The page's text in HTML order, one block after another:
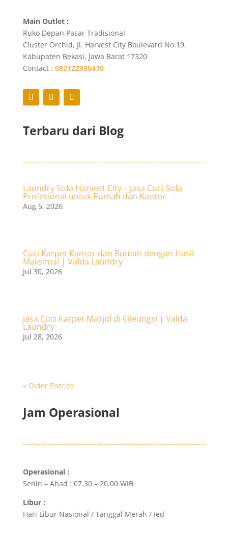
Main Outlet :
Ruko Depan Pasar Tradisional
Cluster Orchid, Jl. Harvest City Boulevard No.19,
Kabupaten Bekasi, Jawa Barat 17320
Contact : 082122935410
Terbaru dari Blog
Laundry Sofa Harvest City – Jasa Cuci Sofa
Profesional untuk Rumah dan Kantor
Aug 5, 2026
Cuci Karpet Kantor dan Rumah dengan Hasil
Maksimal | Valda Laundry
Jul 30, 2026
Jasa Cuci Karpet Masjid di Cileungsi | Valda
Laundry
Jul 28, 2026
« Older Entries
Jam Operasional
Operasional :
Senin – Ahad : 07.30 – 20.00 WIB
Libur :
Hari Libur Nasional / Tanggal Merah / Ied